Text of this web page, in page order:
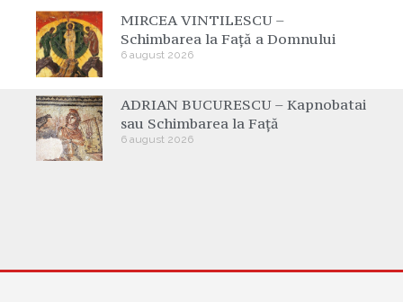
MIRCEA VINTILESCU –
Schimbarea la Față a Domnului
6 august 2026
ADRIAN BUCURESCU – Kapnobatai
sau Schimbarea la Față
6 august 2026